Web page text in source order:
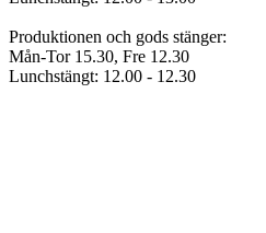
Produktionen och gods stänger:
Mån-Tor 15.30, Fre 12.30
Lunchstängt: 12.00 - 12.30